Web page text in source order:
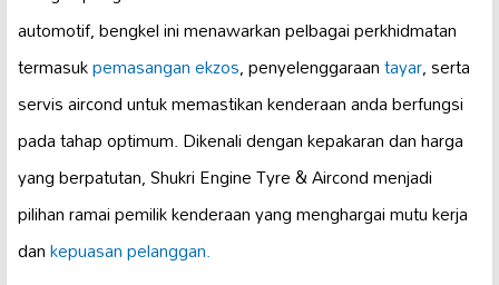
automotif, bengkel ini menawarkan pelbagai perkhidmatan
termasukpemasangan ekzos, penyelenggaraantayar, serta
servis aircond untuk memastikan kenderaan anda berfungsi
pada tahap optimum. Dikenali dengan kepakaran dan harga
yang berpatutan, Shukri Engine Tyre & Aircond menjadi
pilihan ramai pemilik kenderaan yang menghargai mutu kerja
dankepuasan pelanggan.